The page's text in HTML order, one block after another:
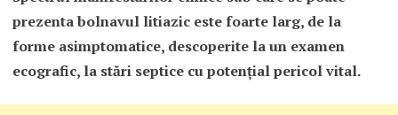
prezenta bolnavul litiazic este foarte larg, de la
forme asimptomatice, descoperite la un examen
ecografic, la stări septice cu potenţial pericol vital.